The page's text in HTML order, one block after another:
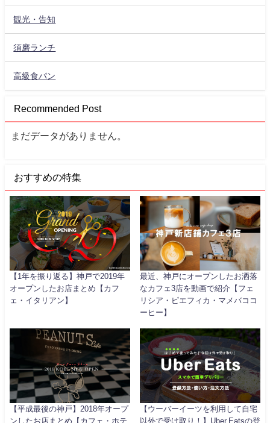
観光・告知
須磨ランチ
高級食パン
Recommended Post
まだデータがありません。
おすすめの特集
【1年を振り返る】神戸で2019年
オープンしたお店まとめ【カフ
ェ・イタリアン】
最近、神戸にオープンしたお洒落
なカフェ3店を動画で紹介【フェ
リシア・ピエフィカ・マメバココ
ーヒー】
【平成最後の神戸】2018年オープ
ンしたお店まとめ【カフェ・ホテ
【ウーバーイーツを利用して自宅
以外で受け取り！】Uber Eatsの登